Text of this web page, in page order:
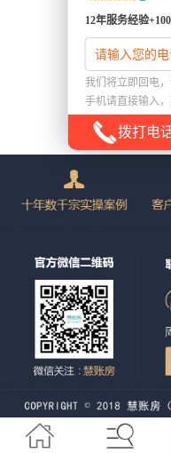
12年服务经验
我们将立即回电
手机请直接输入，
拨打电